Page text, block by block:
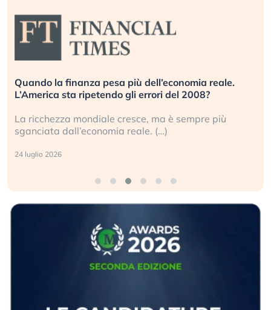
Quando la finanza pesa più dell’economia reale.
L’America sta ripetendo gli errori del 2008?
La ricchezza mondiale cresce, ma è sempre più
sganciata dall’economia reale. (…)
24 luglio 2026